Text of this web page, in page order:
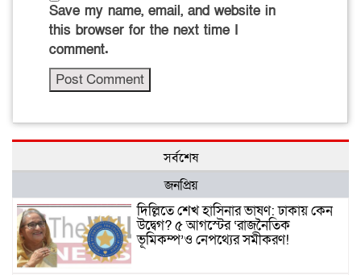
Save my name, email, and website in
this browser for the next time I
comment.
সর্বশেষ
জনপ্রিয়
দিল্লিতে শেখ হাসিনার ভাষণ: ঢাকায় কেন
উদ্বেগ? ৫ আগস্টের ‘রাজনৈতিক
ভূমিকম্প’ও নেপথ্যের সমীকরণ!